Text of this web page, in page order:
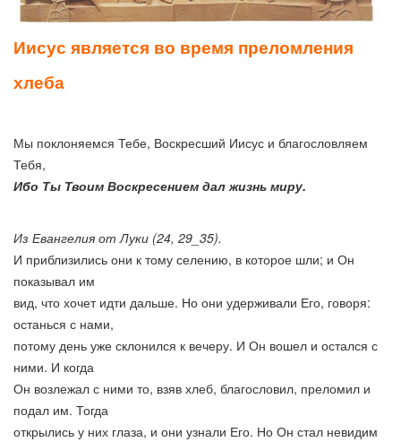
Иисус является во время преломления
хлеба
Мы поклоняемся Тебе, Воскресший Иисус и благословляем
Тебя,
Ибо Ты Твоим Воскресением дал жизнь миру.
Из Евангелия от Луки (24, 29_35).
И приблизились они к тому селению, в которое шли; и Он
показывал им
вид, что хочет идти дальше. Но они удерживали Его, говоря:
останься с нами,
потому день уже склонился к вечеру. И Он вошел и остался с
ними. И когда
Он возлежал с ними то, взяв хлеб, благословил, преломил и
подал им. Тогда
открылись у них глаза, и они узнали Его. Но Он стал невидим